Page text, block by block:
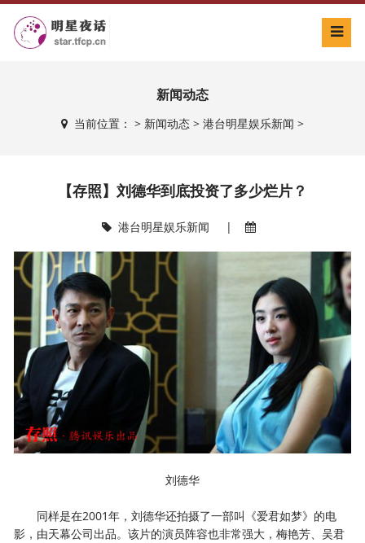
新闻动态
当前位置： > 新闻动态> 港台明星娱乐新闻 >
【存照】刘德华到底投资了多少烂片？
港台明星娱乐新闻 |
刘德华
同样是在2001年，刘德华还拍摄了一部叫《爱君如梦》的电
影，由天幕公司出品。该片的演员阵容也非常强大，梅艳芳、吴君